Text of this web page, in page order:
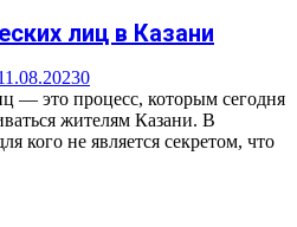
лиц в Казани
0
— это процесс, которым сегодня
жителям Казани. В
кого не является секретом, что